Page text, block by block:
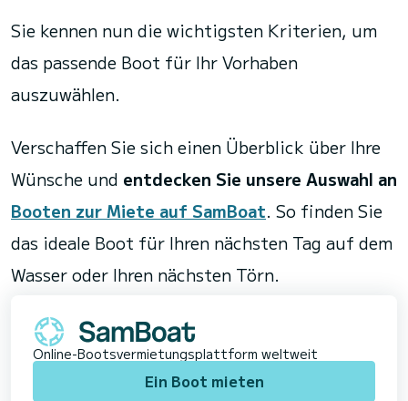
Sie kennen nun die wichtigsten Kriterien, um
das passende Boot für Ihr Vorhaben
auszuwählen.
Verschaffen Sie sich einen Überblick über Ihre
Wünsche und entdecken Sie unsere Auswahl an
Booten zur Miete auf SamBoat. So finden Sie
das ideale Boot für Ihren nächsten Tag auf dem
Wasser oder Ihren nächsten Törn.
Online-Bootsvermietungsplattform weltweit
Ein Boot mieten